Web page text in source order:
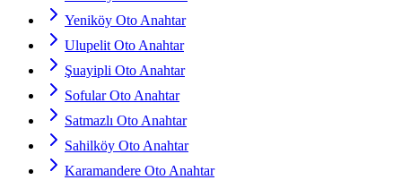
Yeniköy Oto Anahtar
Ulupelit Oto Anahtar
Şuayipli Oto Anahtar
Sofular Oto Anahtar
Satmazlı Oto Anahtar
Sahilköy Oto Anahtar
Karamandere Oto Anahtar